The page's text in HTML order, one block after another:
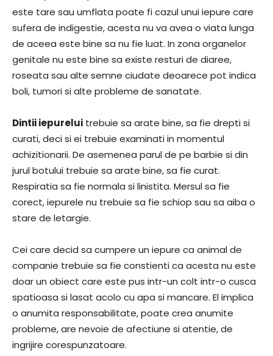
este tare sau umflata poate fi cazul unui iepure care
sufera de indigestie, acesta nu va avea o viata lunga
de aceea este bine sa nu fie luat. In zona organelor
genitale nu este bine sa existe resturi de diaree,
roseata sau alte semne ciudate deoarece pot indica
boli, tumori si alte probleme de sanatate.
Dintii iepurelui trebuie sa arate bine, sa fie drepti si
curati, deci si ei trebuie examinati in momentul
achizitionarii. De asemenea parul de pe barbie si din
jurul botului trebuie sa arate bine, sa fie curat.
Respiratia sa fie normala si linistita. Mersul sa fie
corect, iepurele nu trebuie sa fie schiop sau sa aiba o
stare de letargie.
Cei care decid sa cumpere un iepure ca animal de
companie trebuie sa fie constienti ca acesta nu este
doar un obiect care este pus intr-un colt intr-o cusca
spatioasa si lasat acolo cu apa si mancare. El implica
o anumita responsabilitate, poate crea anumite
probleme, are nevoie de afectiune si atentie, de
ingrijire corespunzatoare.